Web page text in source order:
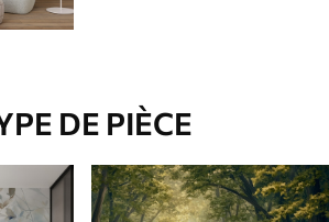
DE PIÈCE